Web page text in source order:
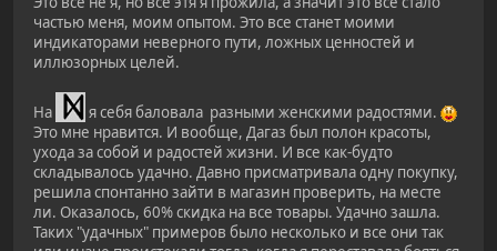
частью меня, моим опытом. Это все станет моими
индикаторами неверного пути, ложных ценностей и
иллюзорных целей.
На
я себя баловала разными женскими радостями.
Это мне нравится. И вообще, Дагаз был полон красоты,
ухода за собой и радостей жизни. И все как-будто
складывалось удачно. Давно присматривала одну покупку,
решила спонтанно зайти в магазин проверить, на месте
ли. Оказалось, 60% скидка на все товары. Удачно зашла.
Таких "удачных" примеров было несколько и все они так